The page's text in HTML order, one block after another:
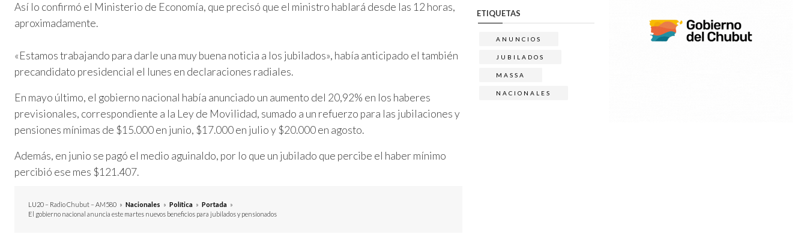
Así lo confirmó el Ministerio de Economía, que precisó que el ministro hablará desde las 12 horas,
aproximadamente.
«Estamos trabajando para darle una muy buena noticia a los jubilados», había anticipado el también
precandidato presidencial el lunes en declaraciones radiales.
En mayo último, el gobierno nacional había anunciado un aumento del 20,92% en los haberes
previsionales, correspondiente a la Ley de Movilidad, sumado a un refuerzo para las jubilaciones y
pensiones mínimas de $15.000 en junio, $17.000 en julio y $20.000 en agosto.
Además, en junio se pagó el medio aguinaldo, por lo que un jubilado que percibe el haber mínimo
percibió ese mes $121.407.
LU20 – Radio Chubut – AM580 » Nacionales » Política » Portada »
El gobierno nacional anuncia este martes nuevos beneficios para jubilados y pensionados
ETIQUETAS
ANUNCIOS
JUBILADOS
MASSA
NACIONALES